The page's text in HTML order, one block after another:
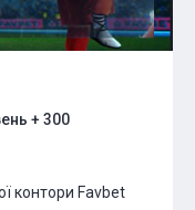
+ 300
контори Favbet